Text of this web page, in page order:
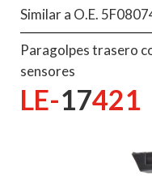
Similar a O.E.
Paragolpes trasero
sensores
LE-17421